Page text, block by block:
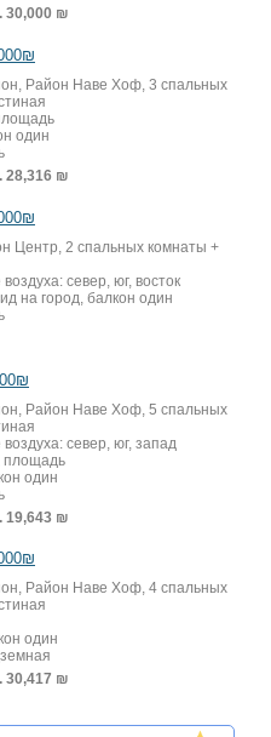
30,000 ₪
Район Наве Хоф, 3 спальных
один
28,316 ₪
Центр, 2 спальных комнаты +
север, юг, восток
на город, балкон один
Район Наве Хоф, 5 спальных
север, юг, запад
площадь
один
19,643 ₪
Район Наве Хоф, 4 спальных
один
30,417 ₪